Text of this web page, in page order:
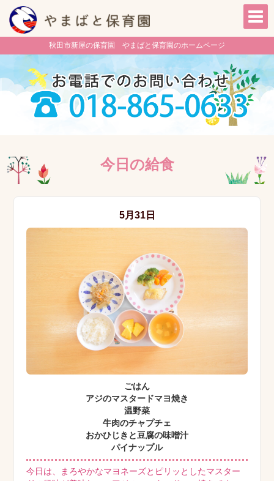
秋田市新屋の保育園 やまばと保育園のホームページ
今日の給食
5月31日
ごはん
アジのマスタードマヨ焼き
温野菜
牛肉のチャプチェ
おかひじきと豆腐の味噌汁
パイナップル
今日は、まろやかなマヨネーズとピリッとしたマスター